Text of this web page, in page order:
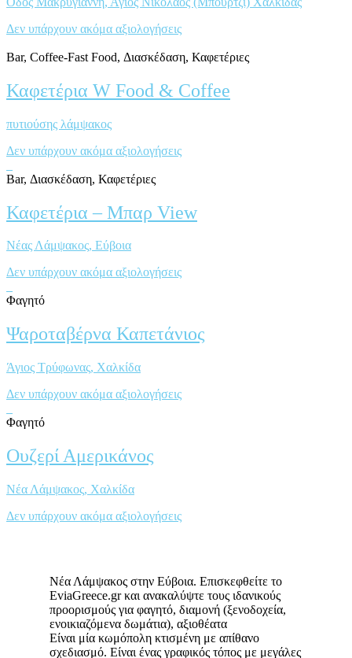
Δεν υπάρχουν ακόμα αξιολογήσεις
Bar, Coffee-Fast Food, Διασκέδαση, Καφετέριες
Καφετέρια W Food & Coffee
πυτιούσης λάμψακος
Δεν υπάρχουν ακόμα αξιολογήσεις
Bar, Διασκέδαση, Καφετέριες
Καφετέρια – Μπαρ View
Νέας Λάμψακος, Eύβοια
Δεν υπάρχουν ακόμα αξιολογήσεις
Φαγητό
Ψαροταβέρνα Καπετάνιος
Άγιος Τρύφωνας, Xαλκίδα
Δεν υπάρχουν ακόμα αξιολογήσεις
Φαγητό
Ουζερί Αμερικάνος
Νέα Λάμψακος, Χαλκίδα
Δεν υπάρχουν ακόμα αξιολογήσεις
Νέα Λάμψακος στην Εύβοια. Επισκεφθείτε το
EviaGreece.gr και ανακαλύψτε τους ιδανικούς
προορισμούς για φαγητό, διαμονή (ξενοδοχεία,
ενοικιαζόμενα δωμάτια), αξιοθέατα
Είναι μία κωμόπολη κτισμένη με απίθανο
σχεδιασμό. Είναι ένας γραφικός τόπος με μεγάλες